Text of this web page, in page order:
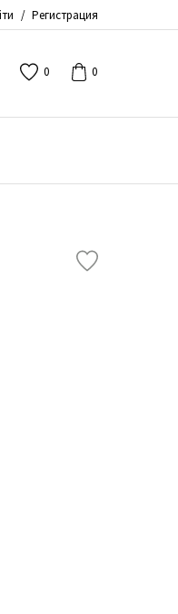
/ Регистрация
0 0